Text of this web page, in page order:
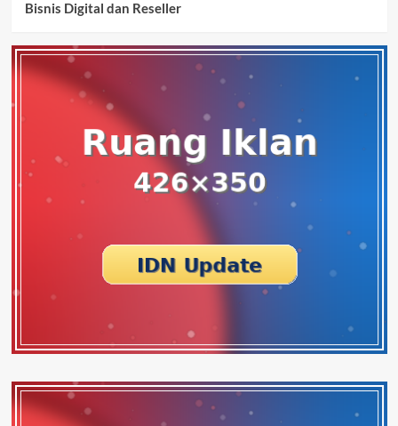
Bisnis Digital dan Reseller